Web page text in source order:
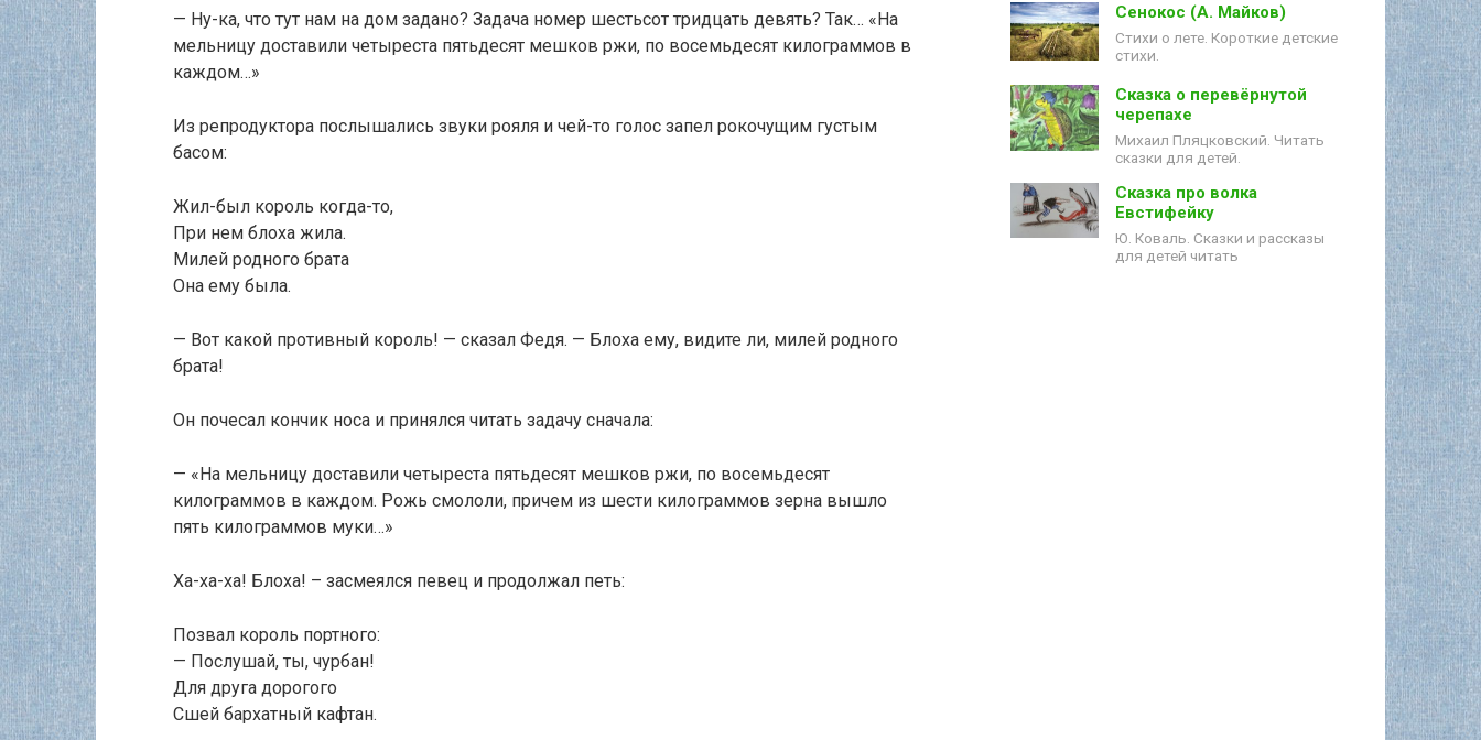
— Ну-ка, что тут нам на дом задано? Задача номер шестьсот тридцать девять? Так… «На
мельницу доставили четыреста пятьдесят мешков ржи, по восемьдесят килограммов в
каждом…»
Из репродуктора послышались звуки рояля и чей-то голос запел рокочущим густым
басом:
Жил-был король когда-то,
При нем блоха жила.
Милей родного брата
Она ему была.
— Вот какой противный король! — сказал Федя. — Блоха ему, видите ли, милей родного
брата!
Он почесал кончик носа и принялся читать задачу сначала:
— «На мельницу доставили четыреста пятьдесят мешков ржи, по восемьдесят
килограммов в каждом. Рожь смололи, причем из шести килограммов зерна вышло
пять килограммов муки…»
Ха-ха-ха! Блоха! – засмеялся певец и продолжал петь:
Позвал король портного:
— Послушай, ты, чурбан!
Для друга дорогого
Сшей бархатный кафтан.
Сенокос (А. Майков)
Стихи о лете. Короткие детские
стихи.
Сказка о перевёрнутой
черепахе
Михаил Пляцковский. Читать
сказки для детей.
Сказка про волка
Евстифейку
Ю. Коваль. Сказки и рассказы
для детей читать